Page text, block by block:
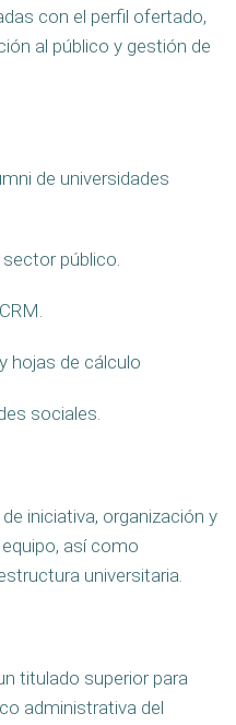
con el perfil ofertado,
al público y gestión de
de universidades
sector público.
hojas de cálculo
sociales.
iniciativa, organización y
así como
universitaria.
titulado superior para
administrativa del